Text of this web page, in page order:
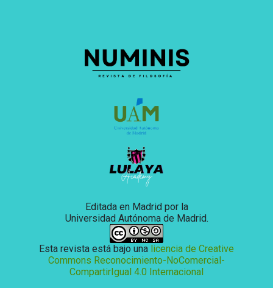
Editada en Madrid por la
Universidad Autónoma de Madrid.
Esta revista está bajo una licencia de Creative
Commons Reconocimiento-NoComercial-
CompartirIgual 4.0 Internacional